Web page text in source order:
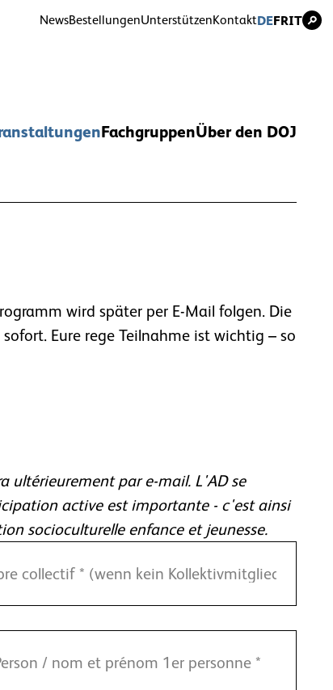
Navigation
NewsBestellungenUnterstützenKontaktDEFRIT
FachgruppenÜber den DOJ
wird später per E-Mail folgen. Die
Eure rege Teilnahme ist wichtig – so
ultérieurement par e-mail. L'AD se
active est importante - c'est ainsi
socioculturelle enfance et jeunesse.